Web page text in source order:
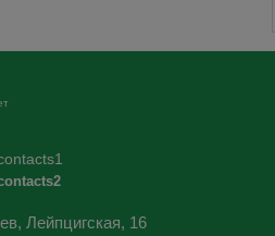
Лейпцигская, 16